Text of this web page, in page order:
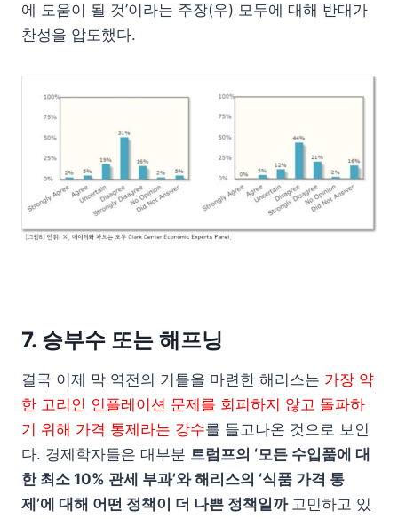
에 도움이 될 것’이라는 주장(우) 모두에 대해 반대가
찬성을 압도했다.
7. 승부수 또는 해프닝
결국 이제 막 역전의 기틀을 마련한 해리스는 가장 약
한 고리인 인플레이션 문제를 회피하지 않고 돌파하
기 위해 가격 통제라는 강수를 들고나온 것으로 보인
다. 경제학자들은 대부분 트럼프의 ‘모든 수입품에 대
한 최소 10% 관세 부과’와 해리스의 ‘식품 가격 통
제’에 대해 어떤 정책이 더 나쁜 정책일까 고민하고 있